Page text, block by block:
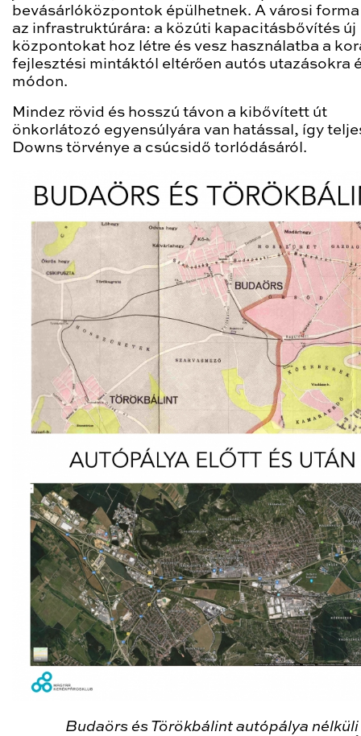
bevásárlóközpontok épülhetnek. A városi
az infrastruktúrára: a közúti kapacitásbővítés új
központokat hoz létre és vesz használatba a
fejlesztési mintáktól eltérően autós utazásokra
módon.
Mindez rövid és hosszú távon a kibővített út
önkorlátozó egyensúlyára van hatással, így
Downs törvénye a csúcsidő torlódásáról.
Budaörs és Törökbálint autópálya nélküli